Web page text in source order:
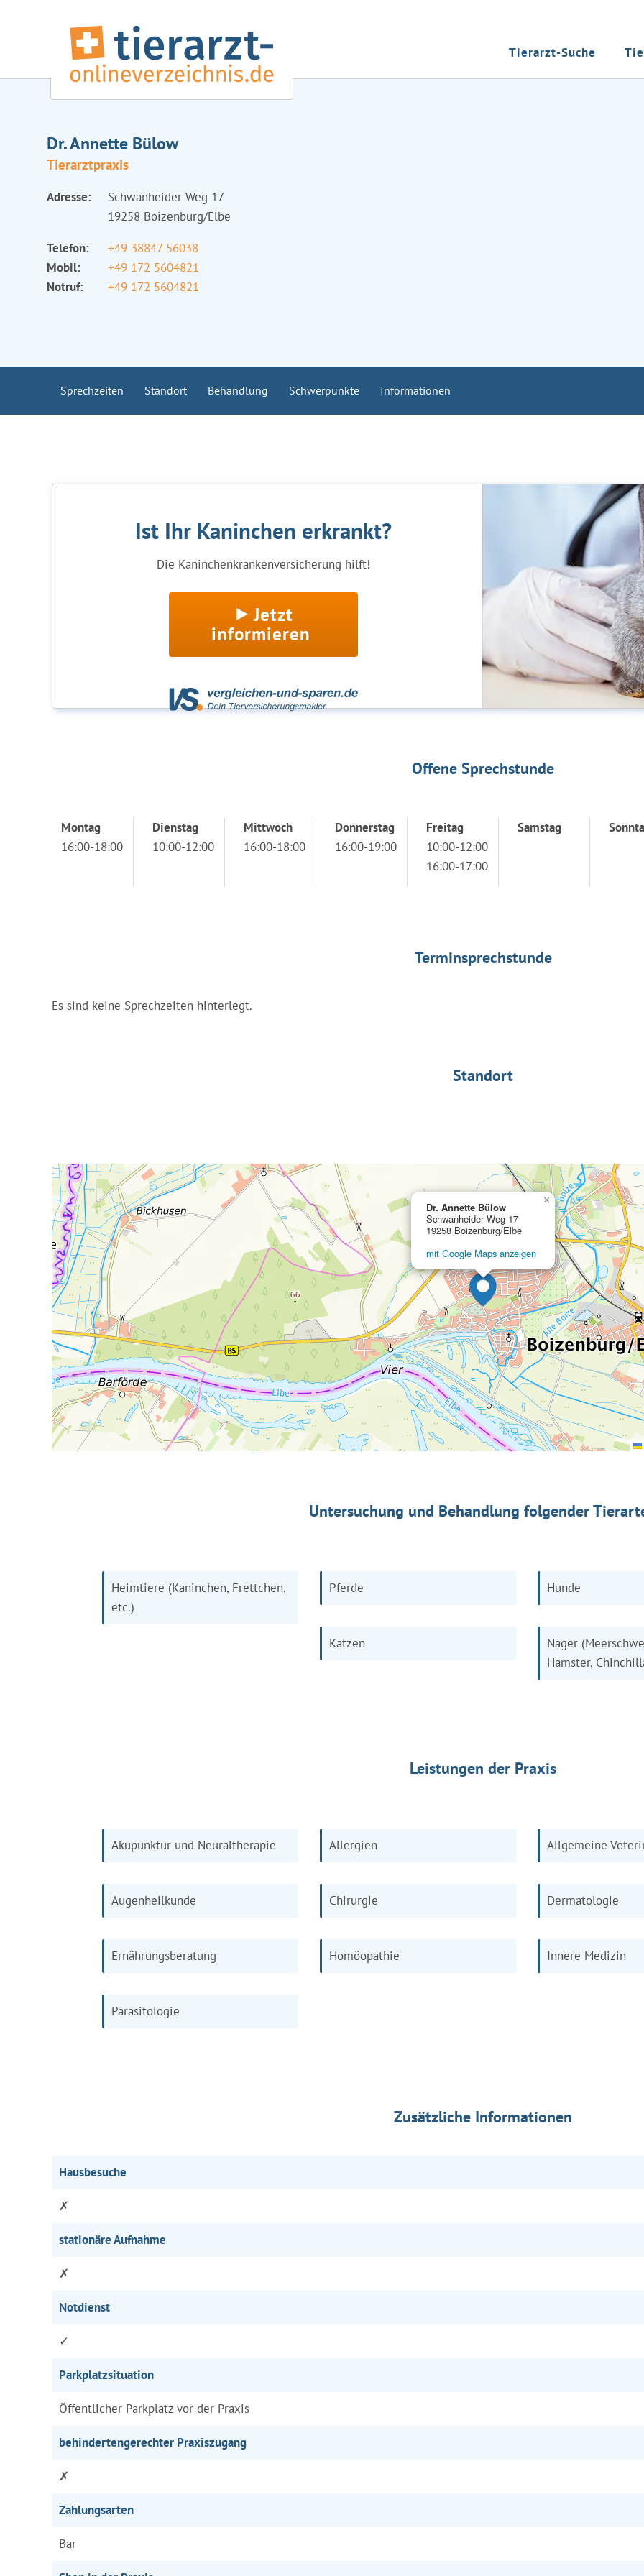
Tierarzt-Suche
Dr. Annette Bülow
Tierarztpraxis
Adresse:
Schwanheider Weg 17
19258 Boizenburg/Elbe
Telefon:
+49 38847 56038
Mobil:
+49 172 5604821
Notruf:
+49 172 5604821
Sprechzeiten Standort Behandlung Schwerpunkte Informationen
Ist Ihr Kaninchen erkrankt?
Die Kaninchenkrankenversicherung hilft!
Jetzt
informieren
Offene Sprechstunde
Montag
16:00-18:00
Dienstag
10:00-12:00
Mittwoch
16:00-18:00
Donnerstag
16:00-19:00
Freitag
10:00-12:00
16:00-17:00
Samstag
Terminsprechstunde
Es sind keine Sprechzeiten hinterlegt.
Standort
Dr. Annette Bülow
Schwanheider Weg 17
19258 Boizenburg/Elbe
mit Google Maps anzeigen
×
Untersuchung und Behandlung folgender
Heimtiere (Kaninchen, Frettchen,
etc.)
Pferde Hunde
Katzen
Nager
Hamster,
Leistungen der Praxis
Akupunktur und Neuraltherapie Allergien Allgemeine
Augenheilkunde Chirurgie Dermatologie
Ernährungsberatung Homöopathie Innere Medizin
Parasitologie
Zusätzliche Informationen
Hausbesuche
✗
stationäre Aufnahme
✗
Notdienst
✓
Parkplatzsituation
Öffentlicher Parkplatz vor der Praxis
behindertengerechter Praxiszugang
✗
Zahlungsarten
Bar